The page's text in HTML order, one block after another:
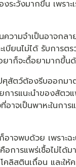
ะวังมากขึ้น เพราะ
ามจำเป็นอาจกล
บียนไม่ได้ รับการ
ยาก็จะดื้อยามากขึ้น
ตว์ต้องรีบออกมาต
การแนะนำของสัตว
าจเป็นพาหะในกา
อาจพบด้วย เพราะ
รแพร่เชื้อไม่ได้ม
สตินเถื่อน และให้